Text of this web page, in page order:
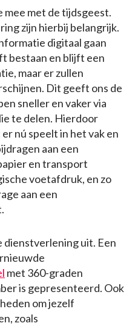
met de tijdsgeest.
zijn hierbij belangrijk.
digitaal gaan
bestaan en blijft een
maar er zullen
Dit geeft ons de
sneller en vaker via
te delen. Hierdoor
nú speelt in het vak en
aan een
en transport
voetafdruk, en zo
aan een
dienstverlening uit. Een
met 360-graden
is gepresenteerd. Ook
om jezelf
zoals